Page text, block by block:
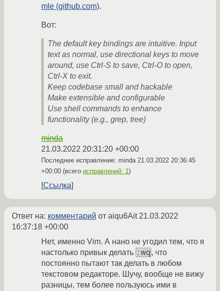
mle (github.com).
Вот:
The default key bindings are intuitive. Input
text as normal, use directional keys to move
around, use Ctrl-S to save, Ctrl-O to open,
Ctrl-X to exit.
Keep codebase small and hackable
Make extensible and configurable
Use shell commands to enhance
functionality (e.g., grep, tree)
minda
21.03.2022 20:31:20 +00:00
Последнее исправление: minda 21.03.2022 20:36:45
+00:00 (всего исправлений: 1)
Ссылка
Ответ на: комментарий от aiqu6Ait21.03.2022
16:37:18 +00:00
Нет, именно Vim. А нано не угодил тем, что я
настолько привык делать :wq, что
постоянно пытают так делать в любом
текстовом редакторе. Шучу, вообще не вижу
разницы, тем более пользуюсь ими в